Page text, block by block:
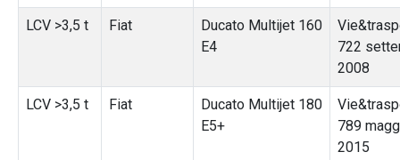
LCV >3,5 t Fiat
Ducato Multijet 160
E4
722
2008
LCV >3,5 t Fiat
Ducato Multijet 180
E5+
789
2015